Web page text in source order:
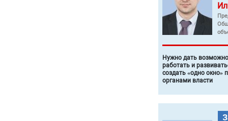
Нужно дать
работать и
создать «одно окно»
органами власти